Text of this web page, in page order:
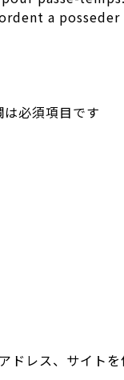
a
必須項目です
レス、サイトを